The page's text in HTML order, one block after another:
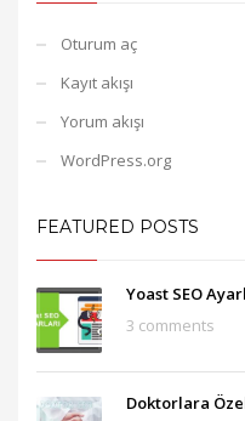
Oturum aç
Kayıt akışı
Yorum akışı
WordPress.org
FEATURED POSTS
Yoast SEO
3 comments
Doktorlara Özel